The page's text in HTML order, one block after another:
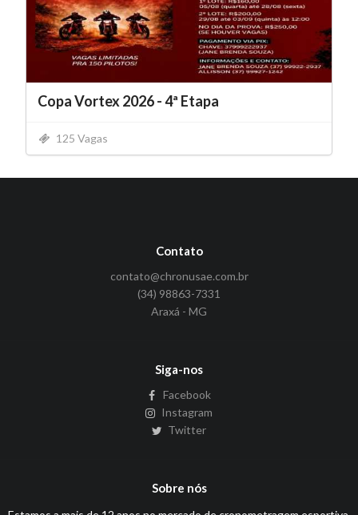
Copa Vortex 2026 - 4ª Etapa
125 Vagas
Contato
contato@chronusae.com.br
(34) 98863-7331
Araxá - MG
Siga-nos
Facebook
Instagram
Twitter
Sobre nós